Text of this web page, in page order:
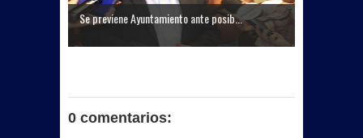
Se previene Ayuntamiento ante posib...
0 comentarios: